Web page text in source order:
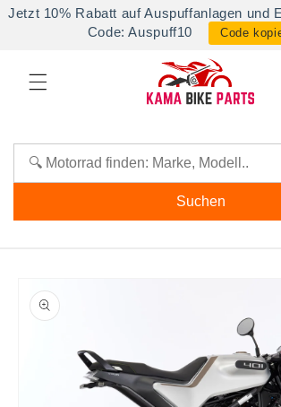
Jetzt 10% Rabatt auf Auspuffanlagen und
Code: Auspuff10
Code
Direkt
zum
Suchen